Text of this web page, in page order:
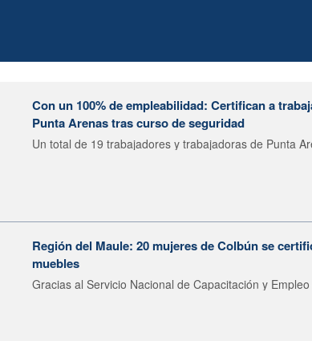
Con un 100% de empleabilidad: Certifican a
Punta Arenas tras curso de seguridad
Un total de 19 trabajadores y trabajadoras de Punta
Región del Maule: 20 mujeres de Colbún se
muebles
Gracias al Servicio Nacional de Capacitación y